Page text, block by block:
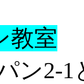
教室
ン2-1